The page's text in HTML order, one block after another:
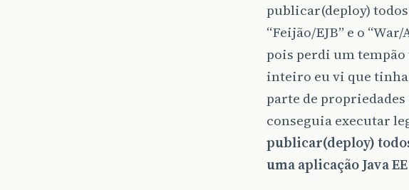
publicar(deploy)
“Feijão/EJB” e o
pois perdi um
inteiro eu vi que
parte de propriedades
conseguia executar
publicar(deploy)
uma aplicação Java